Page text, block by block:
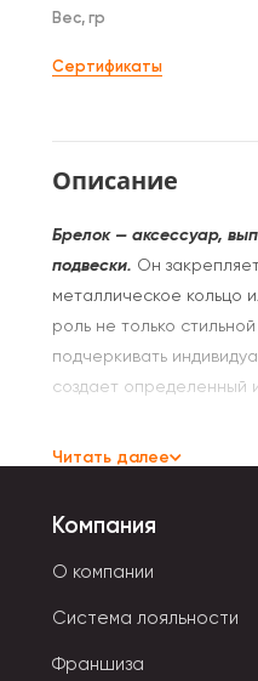
Вес, гр
Сертификаты
Описание
Брелок — аксессуар,
подвески. Он
металлическое кольцо
роль не только
подчеркивать
создает определенный
мобильного телефона.
крепления
шнурок. Украшающим
котята, мультяшные
рюкзаков и сумок
Читать далее
Компания
О компании
Система лояльности
Франшиза